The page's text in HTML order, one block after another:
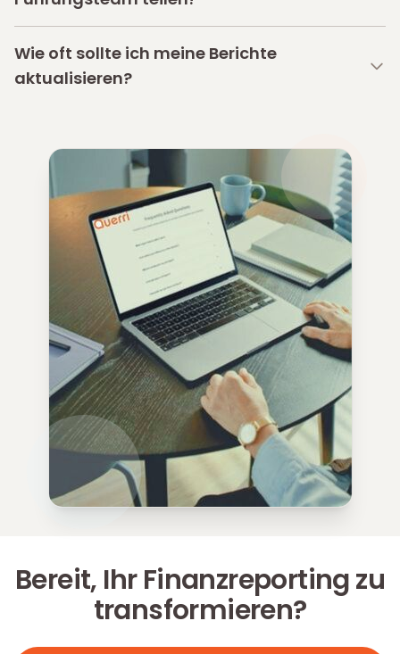
Wie oft sollte ich meine Berichte
aktualisieren?
Bereit, Ihr Finanzreporting zu
transformieren?